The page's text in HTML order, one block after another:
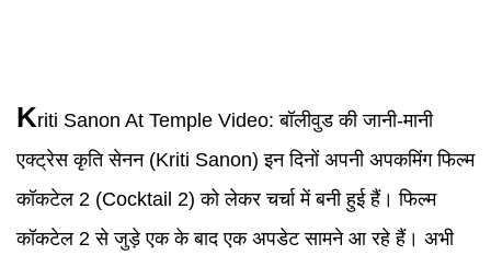
Kriti Sanon At Temple Video: बॉलीवुड की जानी-मानी
एक्ट्रेस कृति सेनन (Kriti Sanon) इन दिनों अपनी अपकमिंग फिल्म
कॉकटेल 2 (Cocktail 2) को लेकर चर्चा में बनी हुई हैं। फिल्म
कॉकटेल 2 से जुड़े एक के बाद एक अपडेट सामने आ रहे हैं। अभी